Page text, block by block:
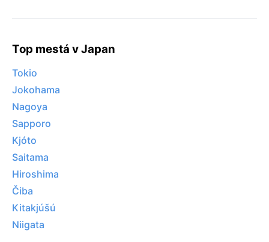
Top mestá v Japan
Tokio
Jokohama
Nagoya
Sapporo
Kjóto
Saitama
Hiroshima
Čiba
Kitakjúšú
Niigata